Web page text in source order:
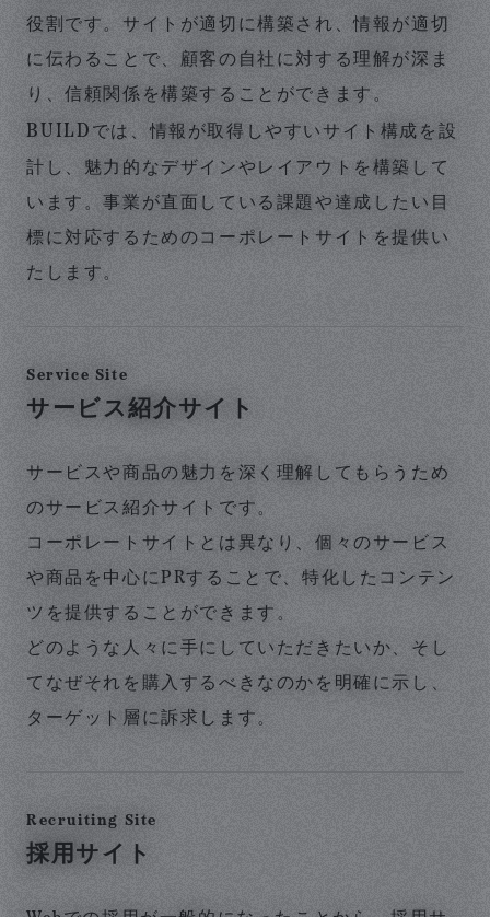
役割です。サイトが適切に構築され、情報が適切
に伝わることで、顧客の自社に対する理解が深ま
り、信頼関係を構築することができます。
BUILD では、情報が取得しやすいサイト構成を設
計し、魅力的なデザインやレイアウトを構築して
います。事業が直面している課題や達成したい目
標に対応するためのコーポレートサイトを提供い
たします。
Service Site
サービス紹介サイト
サービスや商品の魅力を深く理解してもらうため
のサービス紹介サイトです。
コーポレートサイトとは異なり、個々のサービス
や商品を中心にPRすることで、特化したコンテン
ツを提供することができます。
どのような人々に手にしていただきたいか、そし
てなぜそれを購入するべきなのかを明確に示し、
ターゲット層に訴求します。
Recruiting Site
採用サイト